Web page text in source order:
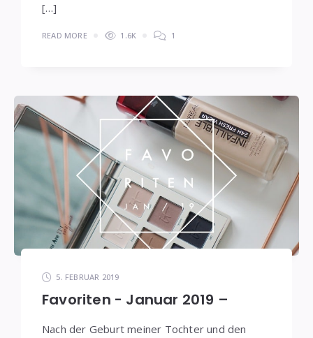
[…]
READ MORE 1.6K 1
5. FEBRUAR 2019
Favoriten - Januar 2019 –
Nach der Geburt meiner Tochter und den